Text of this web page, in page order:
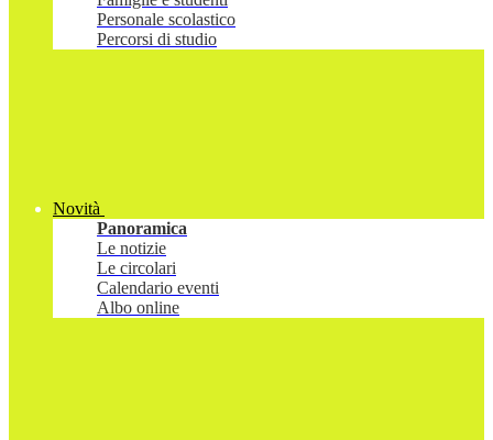
Personale scolastico
Percorsi di studio
Novità
Panoramica
Le notizie
Le circolari
Calendario eventi
Albo online